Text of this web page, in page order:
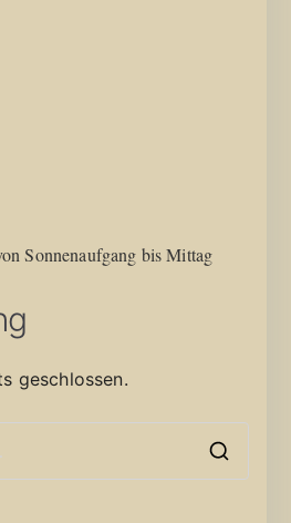
Sonnenaufgang bis Mittag
geschlossen.